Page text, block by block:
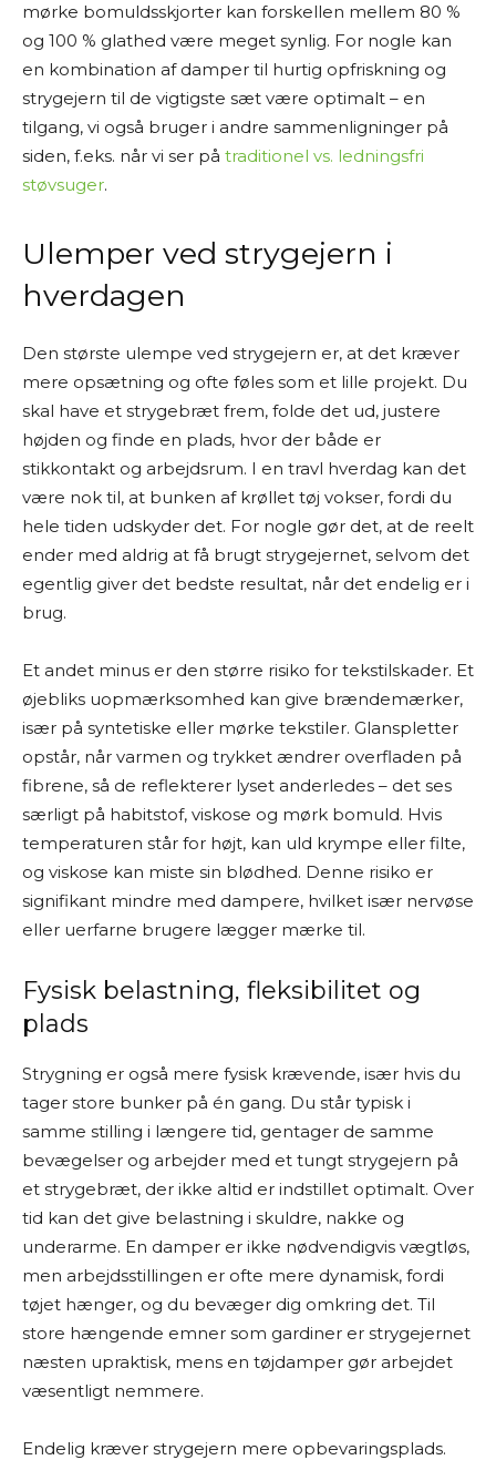
mørke bomuldsskjorter kan forskellen mellem 80 %
og 100 % glathed være meget synlig. For nogle kan
en kombination af damper til hurtig opfriskning og
strygejern til de vigtigste sæt være optimalt – en
tilgang, vi også bruger i andre sammenligninger på
siden, f.eks. når vi ser på traditionel vs. ledningsfri
støvsuger.
Ulemper ved strygejern i
hverdagen
Den største ulempe ved strygejern er, at det kræver
mere opsætning og ofte føles som et lille projekt. Du
skal have et strygebræt frem, folde det ud, justere
højden og finde en plads, hvor der både er
stikkontakt og arbejdsrum. I en travl hverdag kan det
være nok til, at bunken af krøllet tøj vokser, fordi du
hele tiden udskyder det. For nogle gør det, at de reelt
ender med aldrig at få brugt strygejernet, selvom det
egentlig giver det bedste resultat, når det endelig er i
brug.
Et andet minus er den større risiko for tekstilskader. Et
øjebliks uopmærksomhed kan give brændemærker,
især på syntetiske eller mørke tekstiler. Glanspletter
opstår, når varmen og trykket ændrer overfladen på
fibrene, så de reflekterer lyset anderledes – det ses
særligt på habitstof, viskose og mørk bomuld. Hvis
temperaturen står for højt, kan uld krympe eller filte,
og viskose kan miste sin blødhed. Denne risiko er
signifikant mindre med dampere, hvilket især nervøse
eller uerfarne brugere lægger mærke til.
Fysisk belastning, fleksibilitet og
plads
Strygning er også mere fysisk krævende, især hvis du
tager store bunker på én gang. Du står typisk i
samme stilling i længere tid, gentager de samme
bevægelser og arbejder med et tungt strygejern på
et strygebræt, der ikke altid er indstillet optimalt. Over
tid kan det give belastning i skuldre, nakke og
underarme. En damper er ikke nødvendigvis vægtløs,
men arbejdsstillingen er ofte mere dynamisk, fordi
tøjet hænger, og du bevæger dig omkring det. Til
store hængende emner som gardiner er strygejernet
næsten upraktisk, mens en tøjdamper gør arbejdet
væsentligt nemmere.
Endelig kræver strygejern mere opbevaringsplads.